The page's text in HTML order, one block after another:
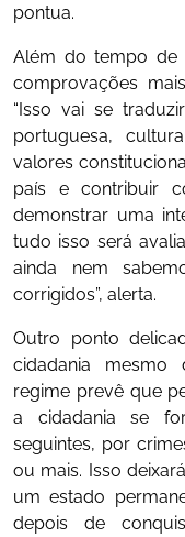
pontua.
Além do tempo de
comprovações
“Isso vai se
portuguesa,
valores
país e contribuir
demonstrar uma
tudo isso será
ainda nem
corrigidos”, alerta.
Outro ponto
cidadania mesmo
regime prevê que
a cidadania se
seguintes, por
ou mais. Isso
um estado
depois de